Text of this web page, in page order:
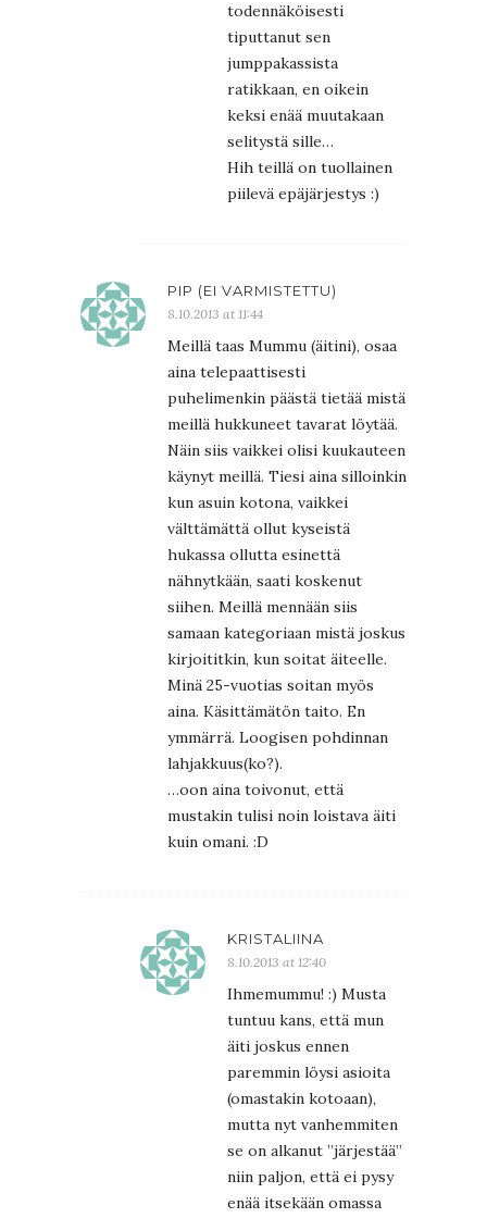
todennäköisesti
tiputtanut sen
jumppakassista
ratikkaan, en oikein
keksi enää muutakaan
selitystä sille…
Hih teillä on tuollainen
piilevä epäjärjestys :)
PIP (EI VARMISTETTU)
8.10.2013 at 11:44
Meillä taas Mummu (äitini), osaa
aina telepaattisesti
puhelimenkin päästä tietää mistä
meillä hukkuneet tavarat löytää.
Näin siis vaikkei olisi kuukauteen
käynyt meillä. Tiesi aina silloinkin
kun asuin kotona, vaikkei
välttämättä ollut kyseistä
hukassa ollutta esinettä
nähnytkään, saati koskenut
siihen. Meillä mennään siis
samaan kategoriaan mistä joskus
kirjoititkin, kun soitat äiteelle.
Minä 25-vuotias soitan myös
aina. Käsittämätön taito. En
ymmärrä. Loogisen pohdinnan
lahjakkuus(ko?).
…oon aina toivonut, että
mustakin tulisi noin loistava äiti
kuin omani. :D
KRISTALIINA
8.10.2013 at 12:40
Ihmemummu! :) Musta
tuntuu kans, että mun
äiti joskus ennen
paremmin löysi asioita
(omastakin kotoaan),
mutta nyt vanhemmiten
se on alkanut ”järjestää”
niin paljon, että ei pysy
enää itsekään omassa